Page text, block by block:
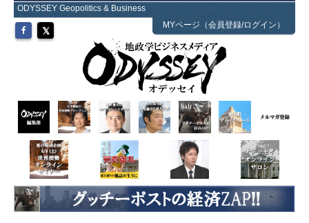
ODYSSEY Geopolitics & Business
MYページ（会員登録/ログイン）